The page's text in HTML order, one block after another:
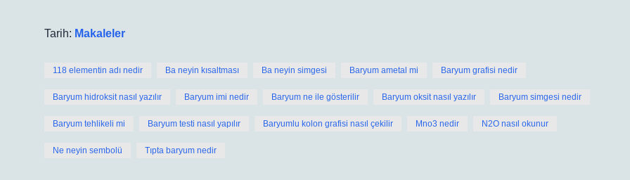
Tarih: Makaleler
118 elementin adı nedir Ba neyin kısaltması Ba neyin simgesi Baryum ametal mi Baryum grafisi nedir
Baryum hidroksit nasıl yazılır Baryum imi nedir Baryum ne ile gösterilir Baryum oksit nasıl yazılır Baryum simgesi nedir
Baryum tehlikeli mi Baryum testi nasıl yapılır Baryumlu kolon grafisi nasıl çekilir Mno3 nedir N2O nasıl okunur
Ne neyin sembolü Tıpta baryum nedir